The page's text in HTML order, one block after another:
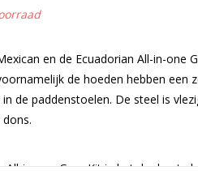
en de Ecuadorian All-in-one
de hoeden hebben een
de paddenstoelen. De steel is
in-one GrowKit in het donker te